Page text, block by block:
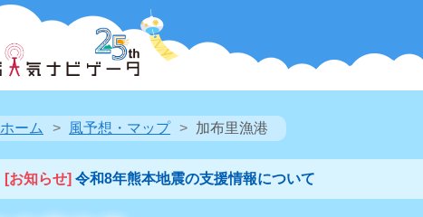
ホーム 風予想・マップ 加布里漁港
[お知らせ] 令和8年熊本地震の支援情報について